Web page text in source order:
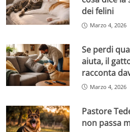
dei felini
Marzo 4, 2026
Se perdi
aiuta, il
racconta
Marzo 4, 2026
Pastore
non passa